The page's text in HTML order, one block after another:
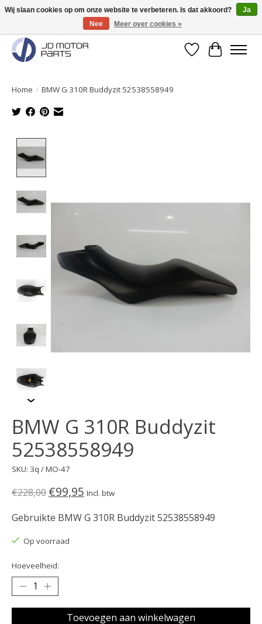
Originele onderdelen direct uit voorraad leverbaar!
Verlanglijst
Home / BMW G 310R Buddyzit 52538558949
BMW G 310R Buddyzit
52538558949
SKU: 3q / MO-47
€228,00 €99,95 Incl. btw
Gebruikte BMW G 310R Buddyzit 52538558949
Op voorraad
Hoeveelheid:
Toevoegen aan winkelwagen
Wij slaan cookies op om onze website te verbeteren. Is dat akkoord?
Ja
Nee
Meer over cookies »